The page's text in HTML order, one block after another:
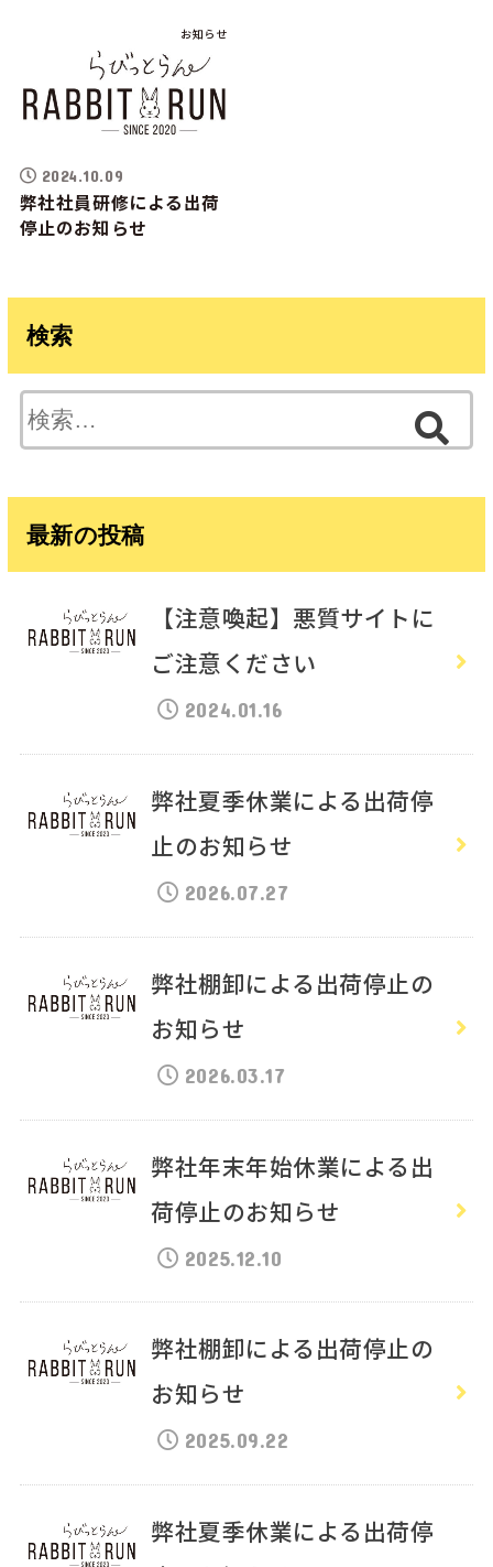
お知らせ
2024.10.09
弊社社員研修による出荷
停止のお知らせ
検索
索:
最新の投稿
【注意喚起】悪質サイトに
ご注意ください
2024.01.16
弊社夏季休業による出荷停
止のお知らせ
2026.07.27
弊社棚卸による出荷停止の
お知らせ
2026.03.17
弊社年末年始休業による出
荷停止のお知らせ
2025.12.10
弊社棚卸による出荷停止の
お知らせ
2025.09.22
弊社夏季休業による出荷停